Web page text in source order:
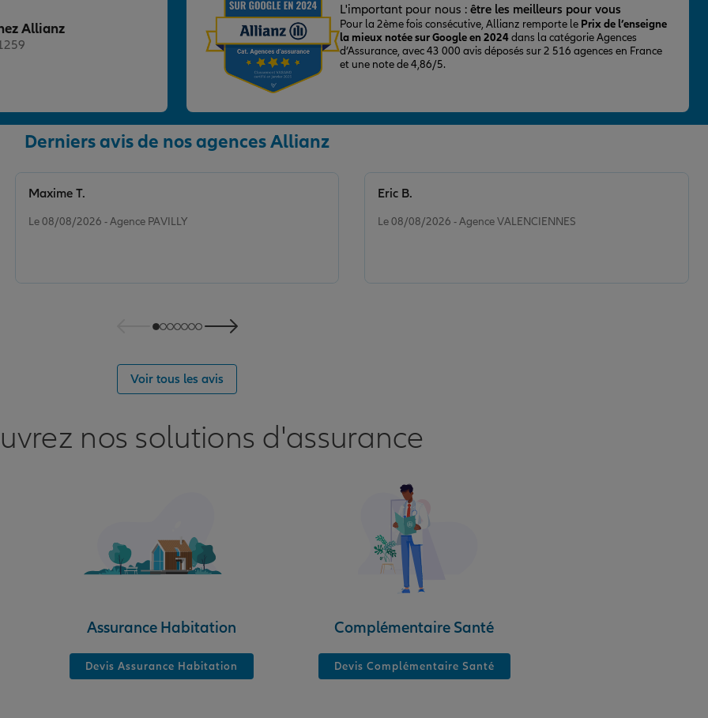
Allianz
L'important pour nous : être les meilleurs pour vous
Pour la 2ème fois consécutive, Allianz remporte le Prix de l’enseigne
la mieux notée sur Google en 2024dans la catégorie Agences
d’Assurance, avec 43 000 avis déposés sur 2 516 agences en France
et une note de 4,86/5.
Derniers avis de nos agences Allianz
Le 08/08/2026 - Agence PAVILLY
Maxime T.
Le 08/08/2026 - Agence VALENCIENNES
Eric B.
Voir tous les avis
nos solutions d'assurance
Assurance Habitation
Devis Assurance Habitation
Complémentaire Santé
Devis Complémentaire Santé